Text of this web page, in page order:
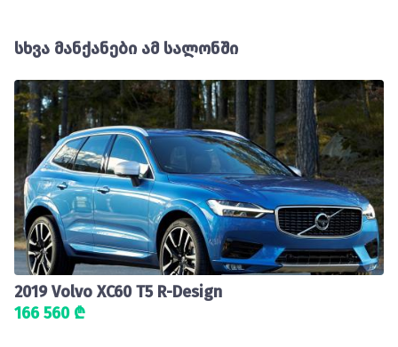
სხვა მანქანები ამ სალონში
2019 Volvo XC60 T5 R-Design
166 560 ₾